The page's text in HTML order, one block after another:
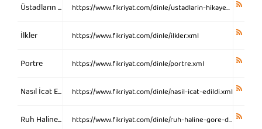
Üstadların Hikayesi https://www.fikriyat.com/dinle/ustadlarin-hikayesi.xml
İlkler https://www.fikriyat.com/dinle/ilkler.xml
Portre https://www.fikriyat.com/dinle/portre.xml
Nasıl İcat Edildi https://www.fikriyat.com/dinle/nasil-icat-edildi.xml
Ruh Haline Göre Dinle https://www.fikriyat.com/dinle/ruh-haline-gore-dinle.xml